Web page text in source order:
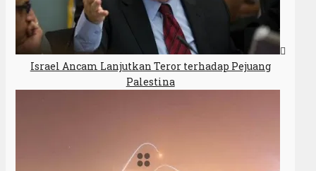
Israel Ancam Lanjutkan Teror terhadap Pejuang
Palestina